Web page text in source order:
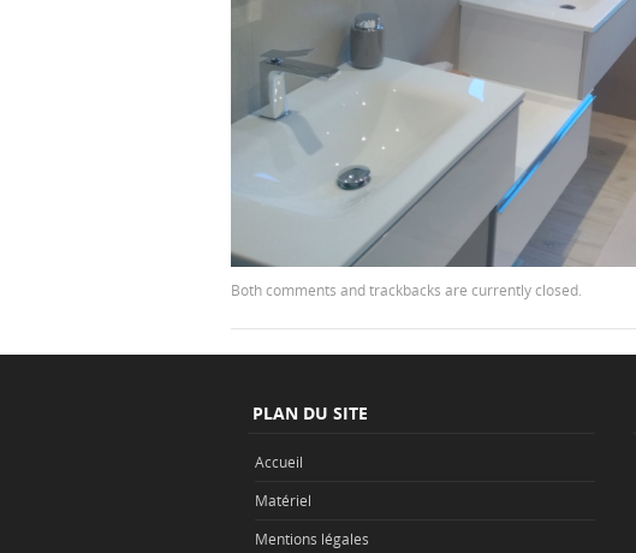
Both comments and trackbacks are currently closed.
PLAN DU SITE
Accueil
Matériel
Mentions légales